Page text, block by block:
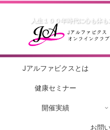
人生１００年時代に心も体
Jアルファビクスとは
健康セミナー
開催実績
お問